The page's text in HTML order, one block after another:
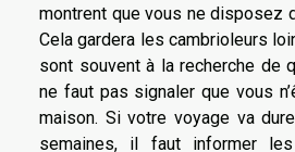
montrent que vous ne disposez
Cela gardera les cambrioleurs
sont souvent à la recherche de
ne faut pas signaler que vous
maison. Si votre voyage va
semaines, il faut informer